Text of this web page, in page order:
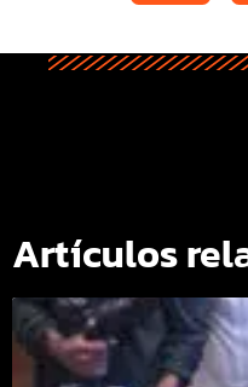
Artículos